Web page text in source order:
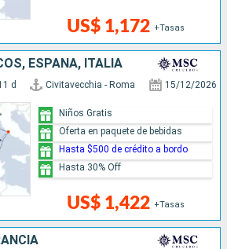
US$ 1,172 +Tasas
ESPAÑA, ITALIA
d Civitavecchia - Roma 15/12/2026
US$ 1,422 +Tasas
Niños Gratis
Oferta en paquete de bebidas
Hasta $500 de crédito a bordo
Hasta 30% Off